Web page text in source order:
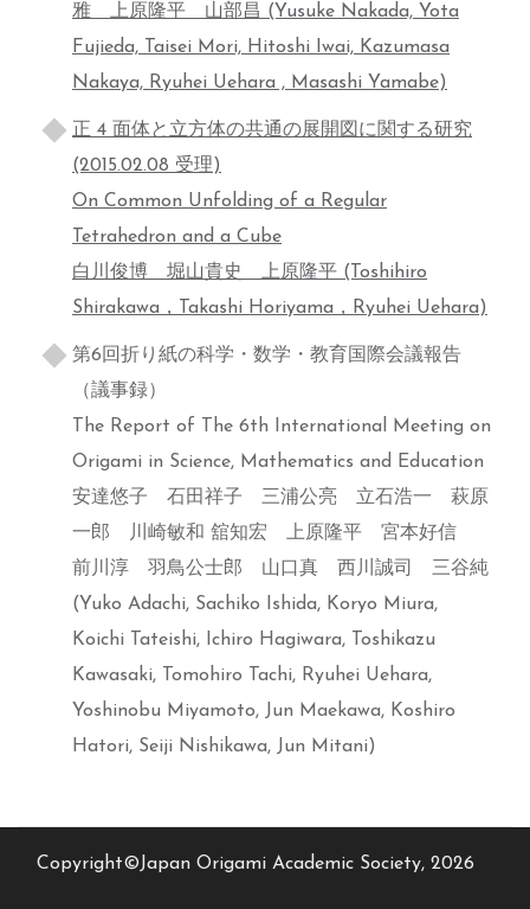
雅 上原隆平 山部昌 (Yusuke Nakada, Yota
Fujieda, Taisei Mori, Hitoshi Iwai, Kazumasa
Nakaya, Ryuhei Uehara , Masashi Yamabe)
正 4 面体と立方体の共通の展開図に関する研究
(2015.02.08 受理)
On Common Unfolding of a Regular
Tetrahedron and a Cube
白川俊博 堀山貴史 上原隆平 (Toshihiro
Shirakawa，Takashi Horiyama，Ryuhei Uehara)
第6回折り紙の科学・数学・教育国際会議報告
（議事録）
The Report of The 6th International Meeting on
Origami in Science, Mathematics and Education
安達悠子 石田祥子 三浦公亮 立石浩一 萩原
一郎 川崎敏和 舘知宏 上原隆平 宮本好信
前川淳 羽鳥公士郎 山口真 西川誠司 三谷純
(Yuko Adachi, Sachiko Ishida, Koryo Miura,
Koichi Tateishi, Ichiro Hagiwara, Toshikazu
Kawasaki, Tomohiro Tachi, Ryuhei Uehara,
Yoshinobu Miyamoto, Jun Maekawa, Koshiro
Hatori, Seiji Nishikawa, Jun Mitani)
Copyright©Japan Origami Academic Society, 2026